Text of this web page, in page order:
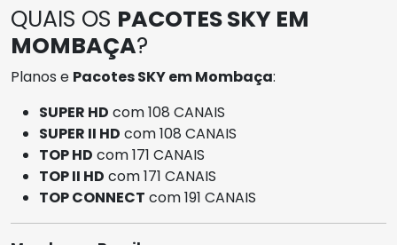
QUAIS OS PACOTES SKY EM
MOMBAÇA?
Planos e Pacotes SKY em Mombaça:
SUPER HD com 108 CANAIS
SUPER II HD com 108 CANAIS
TOP HD com 171 CANAIS
TOP II HD com 171 CANAIS
TOP CONNECT com 191 CANAIS